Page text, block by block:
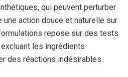
qui peuvent perturber
une action douce et naturelle sur
repose sur des tests
les ingrédients
des réactions indésirables.